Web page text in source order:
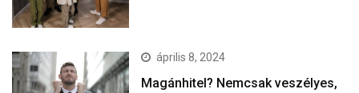
április 8, 2024
Magánhitel? Nemcsak veszélyes,